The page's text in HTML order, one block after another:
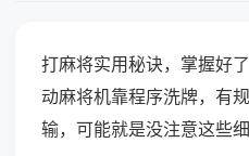
打麻将实用秘诀，掌握好
动麻将机靠程序洗牌，有
输，可能就是没注意这些细